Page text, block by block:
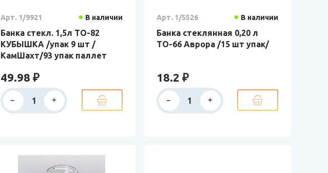
Арт. 1/9921 В наличии
Банка стекл. 1,5л ТО-82
КУБЫШКА /упак 9 шт /
КамШахт/93 упак паллет
49.98 ₽
Арт. 1/5526 В наличии
Банка стеклянная 0,20 л
ТО-66 Аврора /15 шт упак/
18.2 ₽